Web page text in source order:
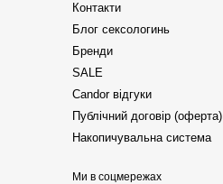
Контакти
Блог сексологинь
Бренди
SALE
Candor відгуки
Публічний договір (оферта)
Накопичувальна система
Ми в соцмережах